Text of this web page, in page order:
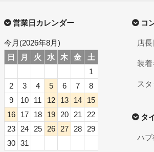
コ
店
装
ス
タ
ハブ
営業日カレンダー
今月(2026年8月)
日
月 火 水 木 金
土
1
2
3 4 5 6 7
8
9
10 11 12 13 14
15
16
17 18 19 20 21
22
23
24 25 26 27 28
29
30
31